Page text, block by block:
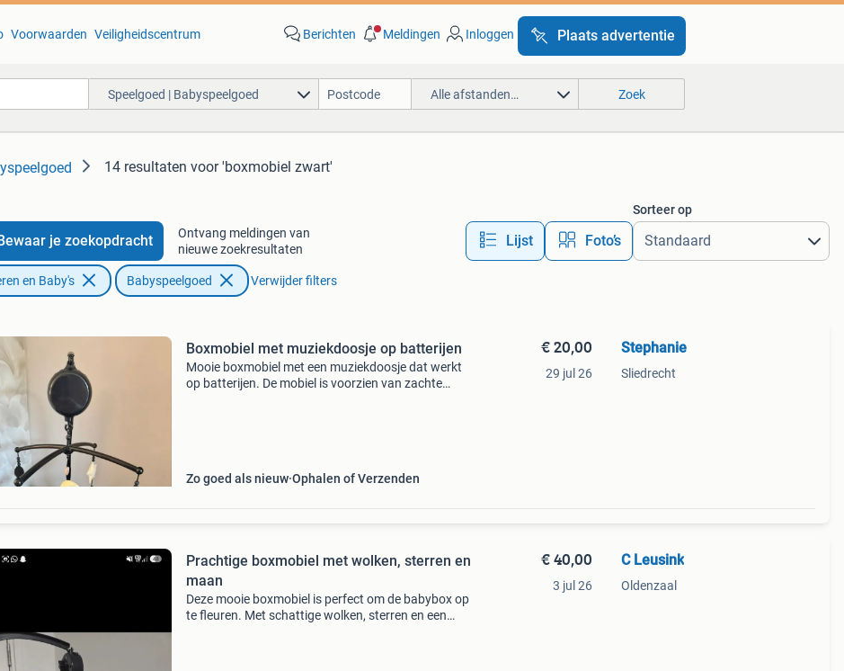
Voorwaarden Veiligheidscentrum Berichten Meldingen Inloggen Plaats advertentie
Speelgoed | Babyspeelgoed Alle afstanden… Zoek
14 resultaten voor 'boxmobiel zwart'
je zoekopdracht
Ontvang meldingen van
nieuwe zoekresultaten
Lijst Foto’s
Sorteer op
en Baby's Babyspeelgoed Verwijder filters
Boxmobiel met muziekdoosje op batterijen
Mooie boxmobiel met een muziekdoosje dat werkt
op batterijen. De mobiel is voorzien van zachte
Zo goed als nieuw Ophalen of Verzenden
€ 20,00
29 jul 26
Stephanie
Sliedrecht
Prachtige boxmobiel met wolken, sterren en
maan
Deze mooie boxmobiel is perfect om de babybox op
te fleuren. Met schattige wolken, sterren en een
€ 40,00
3 jul 26
C Leusink
Oldenzaal